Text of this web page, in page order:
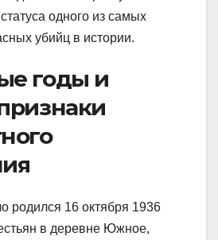
одного из самых
убийц в истории.
годы и
родился 16 октября 1936
в деревне Южное,